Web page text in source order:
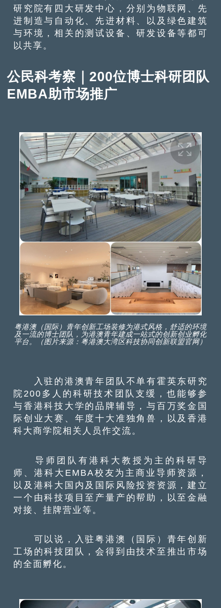
研究院有四大研发中心，分别为物联网、先
进制造与自动化、先进材料、以及绿色建筑
与环境，相关的测试设备、研发设备等都可
以共享。
公民科考察｜200位博士科研团队
EMBA助市场推广
粤港澳（国际）青年创新工场装修为港式风格，舒适的环境
及一流的博士团队，为港澳青年建成一站式的创新创业孵化
平台。（图片来源：粤港澳大湾区科技协同创新联盟官网）
入驻的港澳青年团队不单有霍英东研究
院200多人的科研技术团队支缓，也能够参
与香港科技大学的品牌辅导，与百万奖金国
际创业大赛、年度十大准独角兽，以及香港
科大商学院相关人员作交流。
导师团队有港科大教授为主的科研导
师、港科大EMBA校友为主商业导师资源，
以及港科大国内及国际风险投资资源，建立
一个由科技项目至产量产的帮助，以至金融
对接、挂牌营业等。
可以说，入驻粤港澳（国际）青年创新
工场的科技团队，会得到由技术至推出市场
的全面孵化。